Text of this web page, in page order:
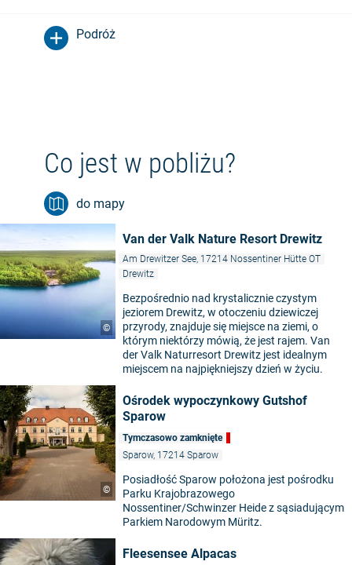
Podróż
Co jest w pobliżu?
do mapy
©
Van der Valk Nature Resort Drewitz
Am Drewitzer See, 17214 Nossentiner Hütte OT
Drewitz
Bezpośrednio nad krystalicznie czystym
jeziorem Drewitz, w otoczeniu dziewiczej
przyrody, znajduje się miejsce na ziemi, o
którym niektórzy mówią, że jest rajem. Van
der Valk Naturresort Drewitz jest idealnym
miejscem na najpiękniejszy dzień w życiu.
©
Ośrodek wypoczynkowy Gutshof
Sparow
Tymczasowo zamknięte
Sparow, 17214 Sparow
Posiadłość Sparow położona jest pośrodku
Parku Krajobrazowego
Nossentiner/Schwinzer Heide z sąsiadującym
Parkiem Narodowym Müritz.
Fleesensee Alpacas